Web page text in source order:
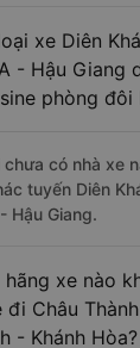
xe Diên
- Hậu Giang
phòng đôi
chưa có nhà xe
tuyến Diên
Hậu Giang.
hãng xe nào
đi Châu
- Khánh Hòa?